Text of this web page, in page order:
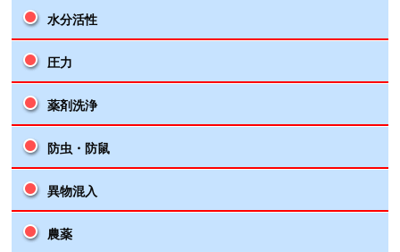
水分活性
圧力
薬剤洗浄
防虫・防鼠
異物混入
農薬